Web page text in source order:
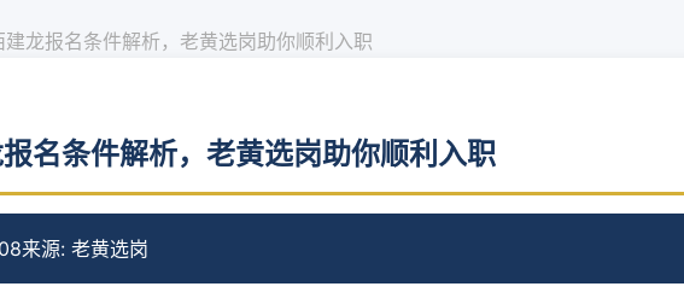
建龙报名条件解析，老黄选岗助你顺利入职
名条件解析，老黄选岗助你顺利入职
来源: 老黄选岗